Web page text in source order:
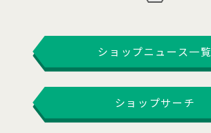
ショップニュース一覧
ショップサーチ